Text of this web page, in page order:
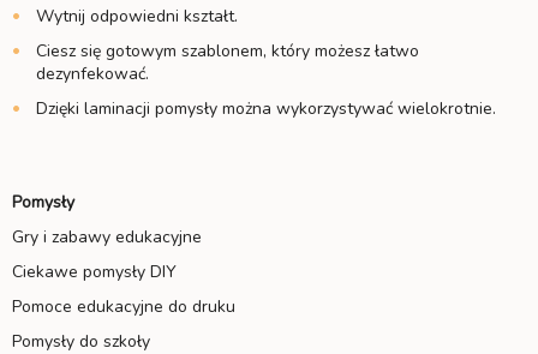
Wytnij odpowiedni kształt.
Ciesz się gotowym szablonem, który możesz łatwo
dezynfekować.
Dzięki laminacji pomysły można wykorzystywać wielokrotnie.
Pomysły
Gry i zabawy edukacyjne
Ciekawe pomysły DIY
Pomoce edukacyjne do druku
Pomysły do szkoły